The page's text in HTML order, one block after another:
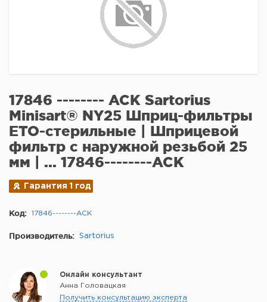
17846 -------- ACK Sartorius
Minisart® NY25 Шприц-фильтры
ETO-стерильные | Шприцевой
фильтр с наружной резьбой 25
мм | ... 17846--------ACK
Гарантия 1 год
Код: 17846--------ACK
Производитель: Sartorius
Онлайн консультант
Анна Головацкая
Получить консультацию эксперта